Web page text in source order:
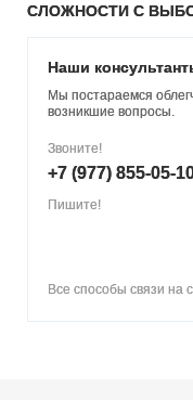
СЛОЖНОСТИ С
Наши
Мы постараемся
возникшие вопросы.
Звоните!
+7 (977) 855-05-
Пишите!
Все способы связи на